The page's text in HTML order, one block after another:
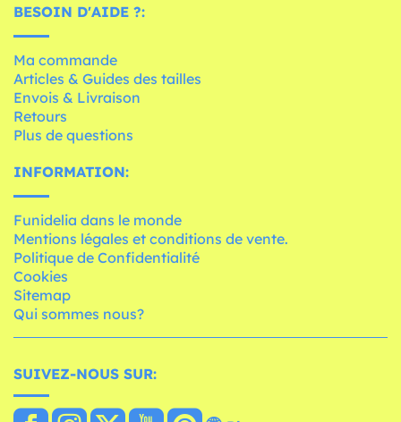
BESOIN D'AIDE ?:
Ma commande
Articles & Guides des tailles
Envois & Livraison
Retours
Plus de questions
INFORMATION:
Funidelia dans le monde
Mentions légales et conditions de vente.
Politique de Confidentialité
Cookies
Sitemap
Qui sommes nous?
SUIVEZ-NOUS SUR: